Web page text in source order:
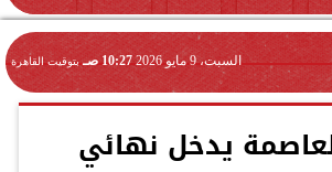
السبت، 9 مايو 2026 10:27 صـ بتوقيت القاهرة
يدخل نهائي